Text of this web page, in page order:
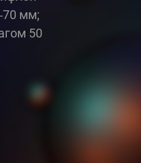
мм;
50